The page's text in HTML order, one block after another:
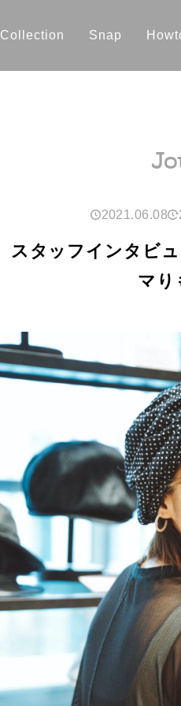
Collection Snap
2021.06.08
スタッフインタビ
マり